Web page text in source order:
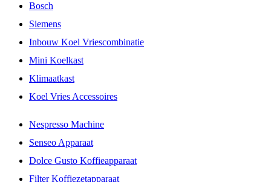
Bosch
Siemens
Inbouw Koel Vriescombinatie
Mini Koelkast
Klimaatkast
Koel Vries Accessoires
Nespresso Machine
Senseo Apparaat
Dolce Gusto Koffieapparaat
Filter Koffiezetapparaat